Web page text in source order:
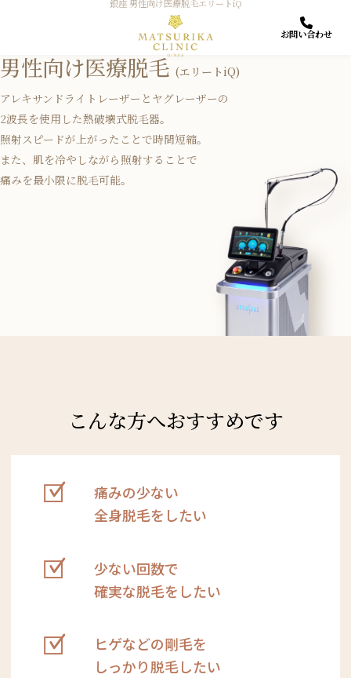
銀座 男性向け医療脱毛エリートiQ
お問い合わせ
男性向け医療脱毛(エリートiQ)
アレキサンドライトレーザーとヤグレーザーの
2波長を使用した熱破壊式脱毛器。
照射スピードが上がったことで時間短縮。
また、肌を冷やしながら照射することで
痛みを最小限に脱毛可能。
こんな方へおすすめです
痛みの少ない
全身脱毛をしたい
少ない回数で
確実な脱毛をしたい
ヒゲなどの剛毛を
しっかり脱毛したい